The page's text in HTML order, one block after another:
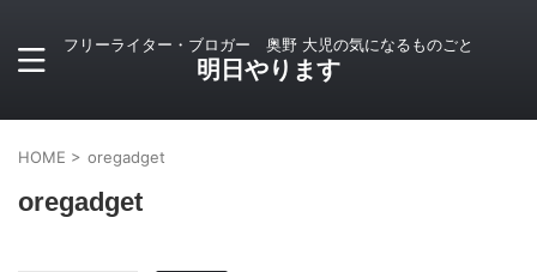
フリーライター・ブロガー 奥野 大児の気になるものごと
明日やります
HOME > oregadget
oregadget